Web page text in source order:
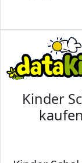
Kinder